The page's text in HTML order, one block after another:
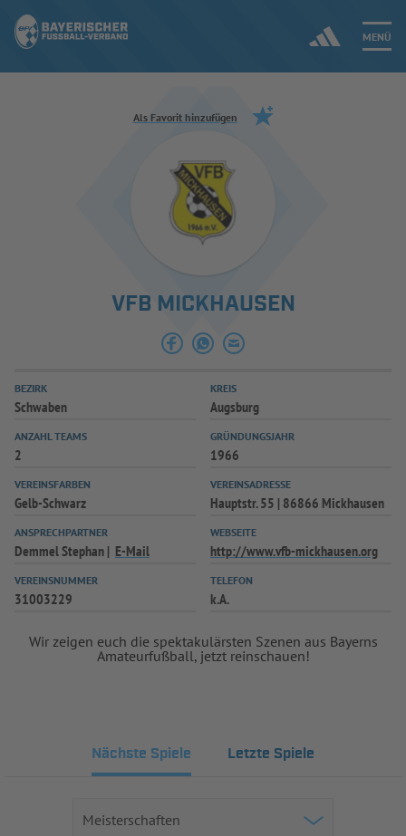
MENÜ
Jetzt einloggen
ERGEBNISSE & WETTBEWERBE
AUSBILDUNG & FÖRDERUNG
SPIELPLUS
Als Favorit hinzufügen
VFB MICKHAUSEN
BEZIRK
Schwaben
KREIS
Augsburg
ANZAHL TEAMS
2
GRÜNDUNGSJAHR
1966
VEREINSFARBEN
Gelb-Schwarz
VEREINSADRESSE
Hauptstr. 55 | 86866 Mickhausen
ANSPRECHPARTNER
Demmel Stephan E-Mail
WEBSEITE
http://www.vfb-mickhausen.org
VEREINSNUMMER
31003229
TELEFON
k.A.
Wir zeigen euch die spektakulärsten Szenen aus Bayerns
Amateurfußball, jetzt reinschauen!
Nächste Spiele Letzte Spiele